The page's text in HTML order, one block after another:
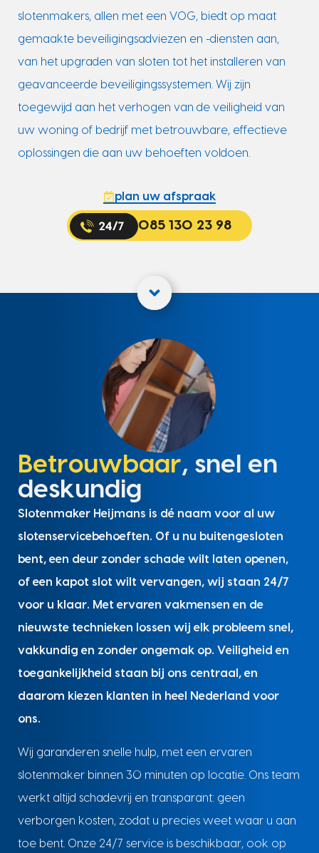
slotenmakers, allen met een VOG, biedt op maat
gemaakte beveiligingsadviezen en -diensten aan,
van het upgraden van sloten tot het installeren van
geavanceerde beveiligingssystemen. Wij zijn
toegewijd aan het verhogen van de veiligheid van
uw woning of bedrijf met betrouwbare, effectieve
oplossingen die aan uw behoeften voldoen.
plan uw afspraak
085 130 23 98
Betrouwbaar, snel en
deskundig
Slotenmaker Heijmans is dé naam voor al uw
slotenservicebehoeften. Of u nu buitengesloten
bent, een deur zonder schade wilt laten openen,
of een kapot slot wilt vervangen, wij staan 24/7
voor u klaar. Met ervaren vakmensen en de
nieuwste technieken lossen wij elk probleem snel,
vakkundig en zonder ongemak op. Veiligheid en
toegankelijkheid staan bij ons centraal, en
daarom kiezen klanten in heel Nederland voor
ons.
Wij garanderen snelle hulp, met een ervaren
slotenmaker binnen 30 minuten op locatie. Ons team
werkt altijd schadevrij en transparant: geen
verborgen kosten, zodat u precies weet waar u aan
toe bent. Onze 24/7 service is beschikbaar, ook op